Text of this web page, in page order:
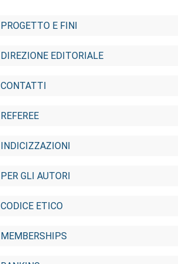
PROGETTO E FINI
DIREZIONE EDITORIALE
CONTATTI
REFEREE
INDICIZZAZIONI
PER GLI AUTORI
CODICE ETICO
MEMBERSHIPS